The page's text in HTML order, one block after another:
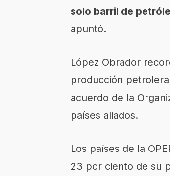
solo barril de
apuntó.
López Obrador
producción
acuerdo de la
países aliados.
Los países de la
23 por ciento de su